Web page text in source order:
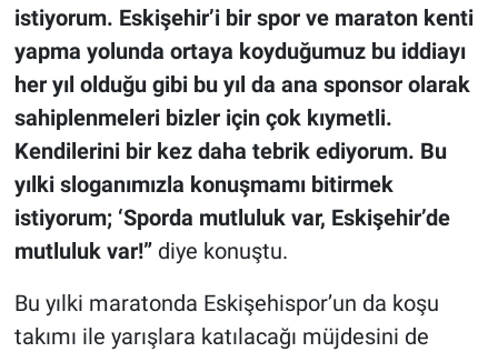
istiyorum. Eskişehir’i bir spor ve maraton kenti
yapma yolunda ortaya koyduğumuz bu iddiayı
her yıl olduğu gibi bu yıl da ana sponsor olarak
sahiplenmeleri bizler için çok kıymetli.
Kendilerini bir kez daha tebrik ediyorum. Bu
yılki sloganımızla konuşmamı bitirmek
istiyorum; ‘Sporda mutluluk var, Eskişehir’de
mutluluk var!” diye konuştu.
Bu yılki maratonda Eskişehispor’un da koşu
takımı ile yarışlara katılacağı müjdesini de